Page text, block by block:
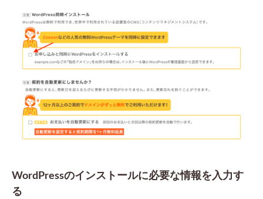
WordPressのインストールに必要な情報を入力す
る